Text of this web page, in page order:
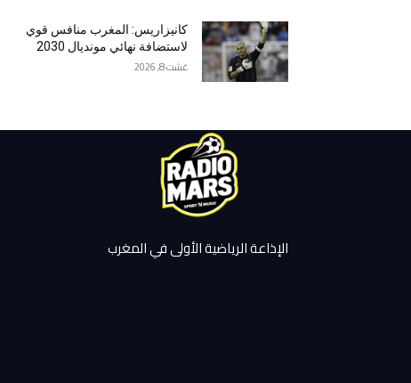
كانيزاريس: المغرب منافس قوي
لاستضافة نهائي مونديال 2030
غشت 8, 2026
الإذاعة الرياضية الأولى في المغرب